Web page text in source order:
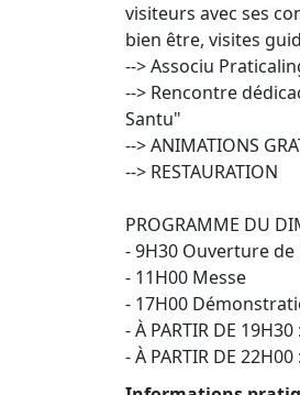
visiteurs avec ses
bien être, visites
--> Associu
--> Rencontre
Santu"
--> ANIMATIONS
--> RESTAURATION
PROGRAMME DU
- 9H30 Ouverture de
- 11H00 Messe
- 17H00
- À PARTIR DE
- À PARTIR DE